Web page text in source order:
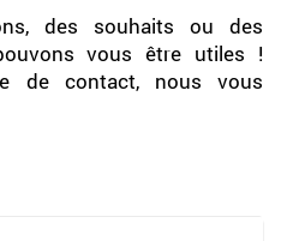
des souhaits ou des
vous être utiles !
de contact, nous vous